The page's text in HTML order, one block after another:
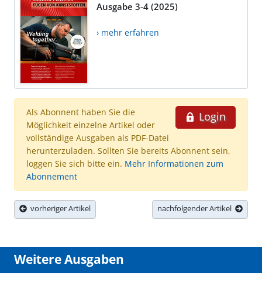
Ausgabe 3-4 (2025)
› mehr erfahren
Login
Als Abonnent haben Sie die
Möglichkeit einzelne Artikel oder
vollständige Ausgaben als PDF-Datei
herunterzuladen. Sollten Sie bereits Abonnent sein,
loggen Sie sich bitte ein. Mehr Informationen zum
Abonnement
vorheriger Artikel nachfolgender Artikel
Weitere Ausgaben